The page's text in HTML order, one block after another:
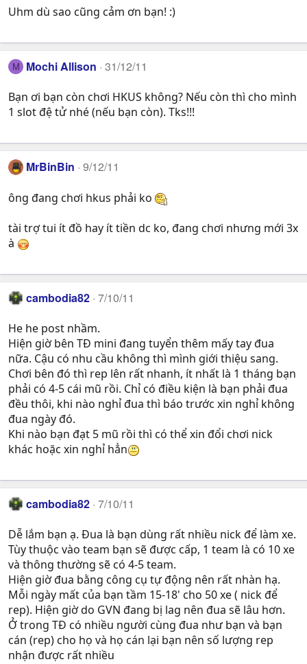
Uhm dù sao cũng cảm ơn bạn! :)
M Mochi Allison 31/12/11
Bạn ơi bạn còn chơi HKUS không? Nếu còn thì cho mình
1 slot đệ tử nhé (nếu bạn còn). Tks!!!
MrBinBin 9/12/11
ông đang chơi hkus phải ko
tài trợ tui ít đồ hay ít tiền dc ko, đang chơi nhưng mới 3x
à
cambodia82 7/10/11
He he post nhầm.
Hiện giờ bên TĐ mini đang tuyển thêm mấy tay đua
nữa. Cậu có nhu cầu không thì mình giới thiệu sang.
Chơi bên đó thì rep lên rất nhanh, ít nhất là 1 tháng bạn
phải có 4-5 cái mũ rồi. Chỉ có điều kiện là bạn phải đua
đều thôi, khi nào nghỉ đua thì báo trước xin nghỉ không
đua ngày đó.
Khi nào bạn đạt 5 mũ rồi thì có thể xin đổi chơi nick
khác hoặc xin nghỉ hẳn
cambodia82 7/10/11
Dễ lắm bạn ạ. Đua là bạn dùng rất nhiều nick để làm xe.
Tùy thuộc vào team bạn sẽ được cấp, 1 team là có 10 xe
và thông thường sẽ có 4-5 team.
Hiện giờ đua bằng công cụ tự động nên rất nhàn hạ.
Mỗi ngày mất của bạn tầm 15-18' cho 50 xe ( nick để
rep). Hiện giờ do GVN đang bị lag nên đua sẽ lâu hơn.
Ở trong TĐ có nhiều người cùng đua như bạn và bạn
cán (rep) cho họ và họ cán lại bạn nên số lượng rep
nhận được rất nhiều